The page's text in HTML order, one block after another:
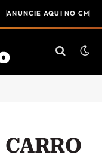
ANUNCIE AQUI NO CM
CARRO